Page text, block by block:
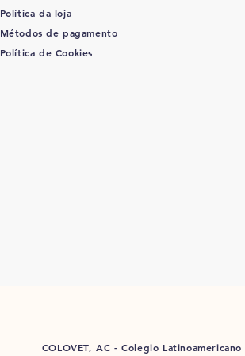
Política da loja
Métodos de pagamento
Política de Cookies
COLOVET, AC -Colegio